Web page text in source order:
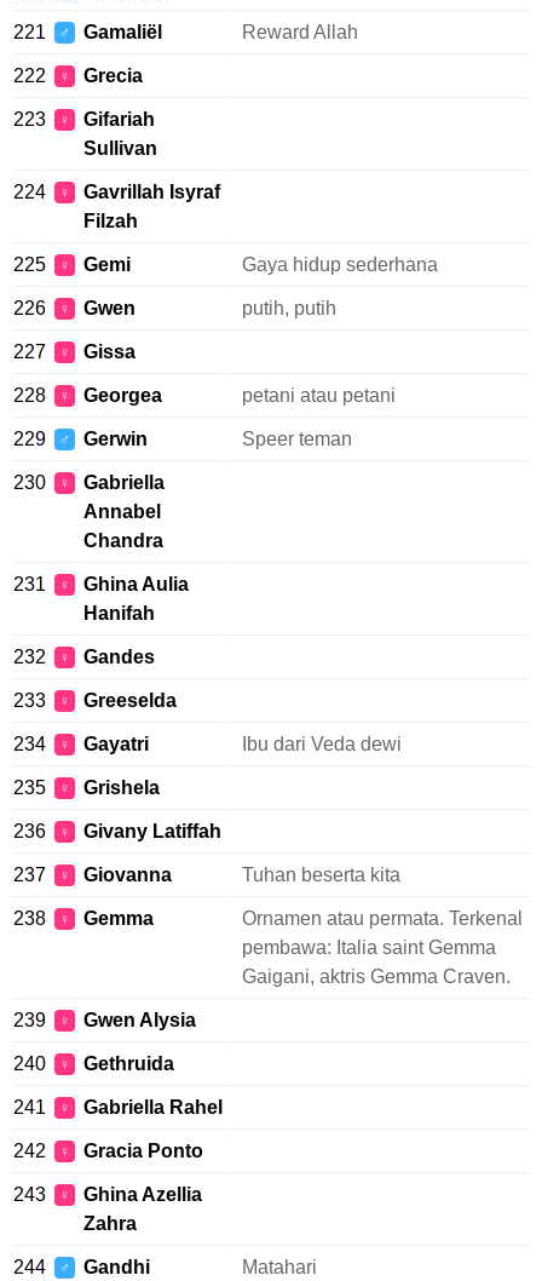
221 ♂ Gamaliël Reward Allah
222 ♀ Grecia
223 ♀
Gifariah
Sullivan
224 ♀
Gavrillah Isyraf
Filzah
225 ♀ Gemi Gaya hidup sederhana
226 ♀ Gwen putih, putih
227 ♀ Gissa
228 ♀ Georgea petani atau petani
229 ♂ Gerwin Speer teman
230 ♀
Gabriella
Annabel
Chandra
231 ♀
Ghina Aulia
Hanifah
232 ♀ Gandes
233 ♀ Greeselda
234 ♀ Gayatri Ibu dari Veda dewi
235 ♀ Grishela
236 ♀ Givany Latiffah
237 ♀ Giovanna Tuhan beserta kita
238 ♀ Gemma
Ornamen atau permata. Terkenal
pembawa: Italia saint Gemma
Gaigani, aktris Gemma Craven.
239 ♀ Gwen Alysia
240 ♀ Gethruida
241 ♀ Gabriella Rahel
242 ♀ Gracia Ponto
243 ♀
Ghina Azellia
Zahra
244 ♂ Gandhi Matahari